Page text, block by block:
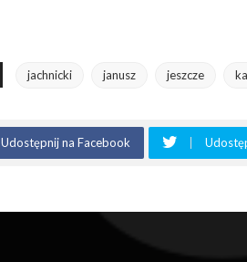
jachnicki janusz jeszcze
Udostępnij na Facebook